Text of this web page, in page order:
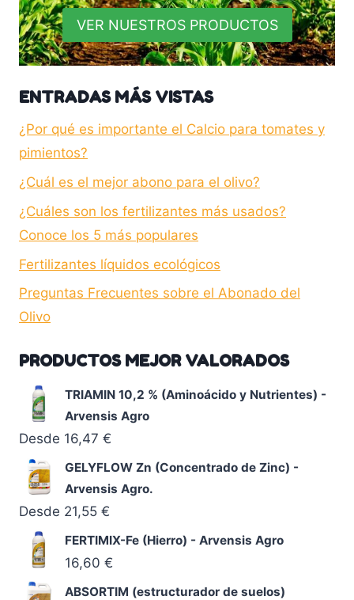
VER NUESTROS PRODUCTOS
ENTRADAS MÁS VISTAS
¿Por qué es importante el Calcio para tomates y
pimientos?
¿Cuál es el mejor abono para el olivo?
¿Cuáles son los fertilizantes más usados?
Conoce los 5 más populares
Fertilizantes líquidos ecológicos
Preguntas Frecuentes sobre el Abonado del
Olivo
PRODUCTOS MEJOR VALORADOS
TRIAMIN 10,2 % (Aminoácido y Nutrientes) -
Arvensis Agro
Desde 16,47 €
GELYFLOW Zn (Concentrado de Zinc) -
Arvensis Agro.
Desde 21,55 €
FERTIMIX-Fe (Hierro) - Arvensis Agro
16,60 €
ABSORTIM (estructurador de suelos)